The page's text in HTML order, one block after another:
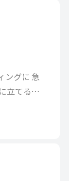
ングに 急
立てるな